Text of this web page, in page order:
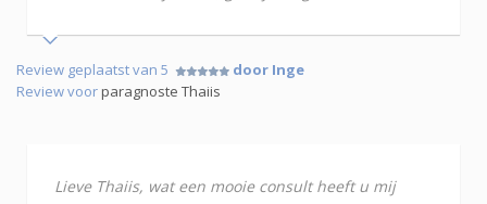
Review geplaatst van 5
door Inge
Review voorparagnoste Thaiis
Lieve Thaiis, wat een mooie consult heeft u mij